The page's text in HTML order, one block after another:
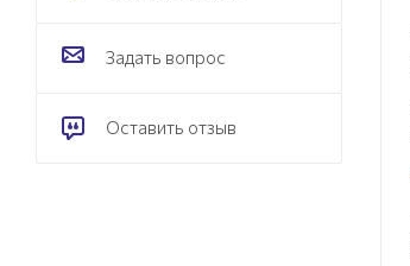
Задать вопрос
Оставить отзыв